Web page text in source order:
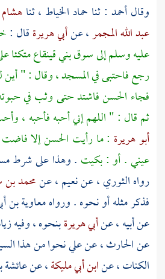
وقالأحمد : ثنا حماد الخياط ، ثنا
عبد الله المجمر، عنأبي هريرةقال :
عليه وسلم إلىسوقبني قينقاعمتكئا
رجع فاحتبى في المسجد ، وقال : " أين
فجاء الحسنفاشتد حتى وثب في
ثم قال : " اللهم إني أحبه فأحبه ،
أبو هريرة : ما رأيت الحسنإلا
عيني . أو : بكيت . وهذا على شرط
رواهالثوري، عننعيم، عنمحمد
فذكر مثله أو نحوه . ورواهمعاوية بن
عن أبيه ، عنأبي هريرةبنحوه ، وفيه
عنالحارث، عنعلينحوا من هذا
الكنات، عنابن أبي مليكة، عنعائشة